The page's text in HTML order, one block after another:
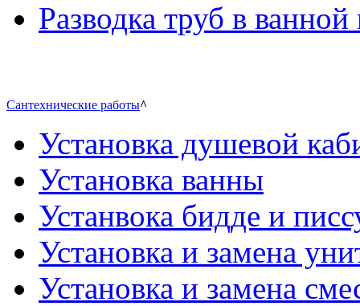
Разводка труб в ванной
Сантехнические работы^
Установка душевой
Установка ванны
Устанвока бидде и
Установка и замена
Установка и замена